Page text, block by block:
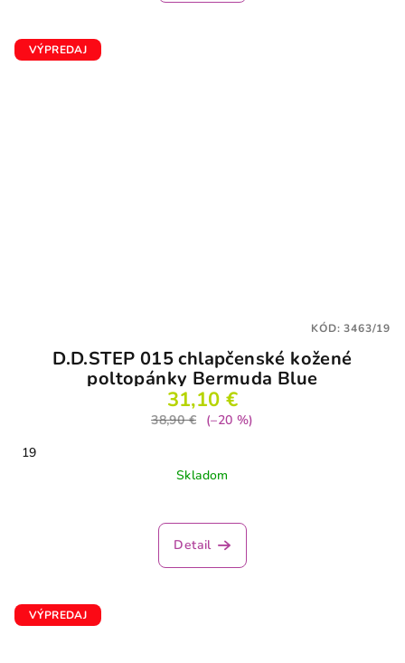
VÝPREDAJ
D.D.STEP 015 chlapčenské kožené
poltopánky Bermuda Blue
31,10 €
38,90 €
(–20 %)
19
Skladom
Detail
KÓD:3463/19
VÝPREDAJ